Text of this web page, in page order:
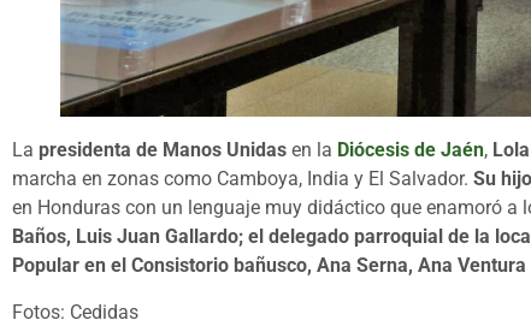
La presidenta de Manos Unidas en la Diócesis de Jaén,
marcha en zonas como Camboya, India y El Salvador. Su
en Honduras con un lenguaje muy didáctico que enamoró a
Baños, Luis Juan Gallardo; el delegado parroquial de la
Popular en el Consistorio bañusco, Ana Serna, Ana
Fotos: Cedidas